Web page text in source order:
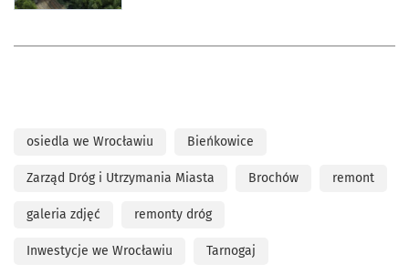
osiedla we Wrocławiu Bieńkowice
Zarząd Dróg i Utrzymania Miasta Brochów remont
galeria zdjęć remonty dróg
Inwestycje we Wrocławiu Tarnogaj